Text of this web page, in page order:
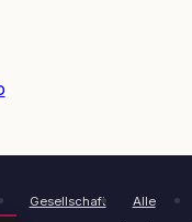
Gesellschaft
Alle